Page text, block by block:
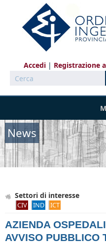
Salta al contenuto principale
Accedi
Registrazione
Cerca
News
Settori di interesse
CIV IND ICT
AZIENDA
AVVISO PUBBLICO